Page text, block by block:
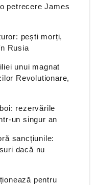
petrecere James
pești morți,
Rusia
unui magnat
Revolutionare,
rezervările
un singur an
sancțiunile:
dacă nu
pentru